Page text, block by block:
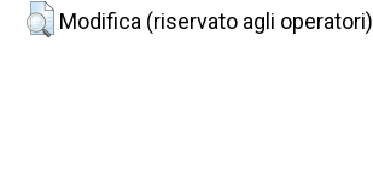
Modifica (riservato agli operatori)